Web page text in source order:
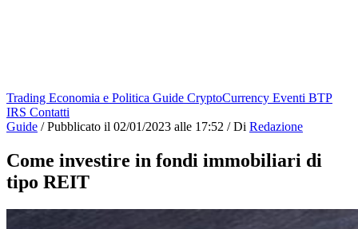
Trading Economia e Politica Guide CryptoCurrency Eventi BTP
IRS Contatti
Guide / Pubblicato il 02/01/2023 alle 17:52 / Di Redazione
Come investire in fondi immobiliari di
tipo REIT